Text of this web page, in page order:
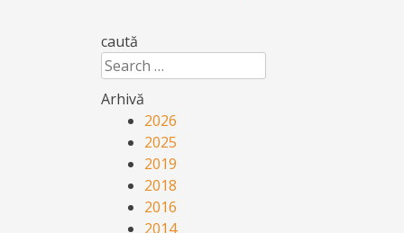
caută
Search
Arhivă
2026
2025
2019
2018
2016
2014